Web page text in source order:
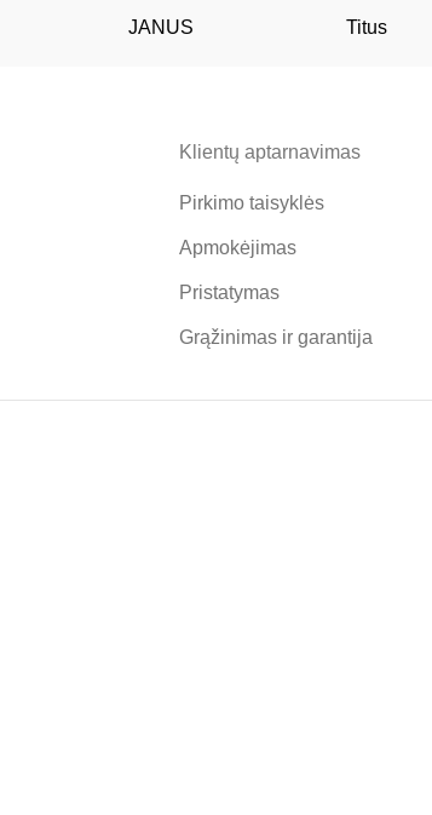
JANUS Titus
Klientų aptarnavimas
Pirkimo taisyklės
Apmokėjimas
Pristatymas
Grąžinimas ir garantija